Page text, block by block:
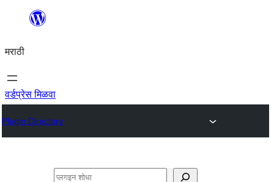
सामुग्रीवर
मराठी
वर्डप्रेस मिळवा
Plugin Directory
शोधा